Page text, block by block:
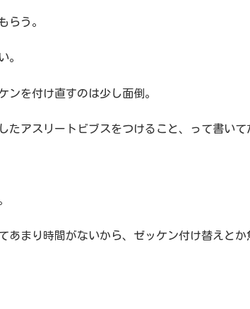
らう。
。
ンを付け直すのは少し面倒。
たアスリートビブスをつけること、って書い
あまり時間がないから、ゼッケン付け替えとか